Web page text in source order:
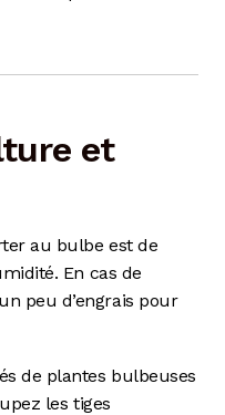
et
au bulbe est de
En cas de
peu d’engrais pour
de plantes bulbeuses
les tiges